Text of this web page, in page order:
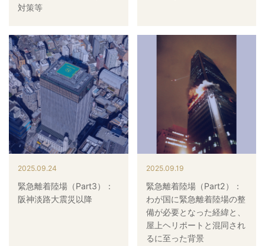
対策等
2025.09.24
緊急離着陸場（Part3）：
阪神淡路大震災以降
2025.09.19
緊急離着陸場（Part2）：
わが国に緊急離着陸場の整
備が必要となった経緯と、
屋上ヘリポートと混同され
るに至った背景